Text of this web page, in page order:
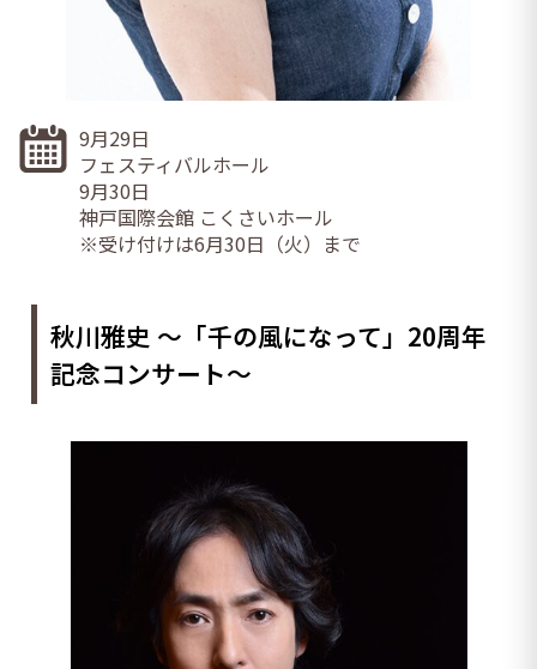
9月29日
フェスティバルホール
9月30日
神戸国際会館 こくさいホール
※受け付けは6月30日（火）まで
秋川雅史 ～「千の風になって」20周年
記念コンサート～